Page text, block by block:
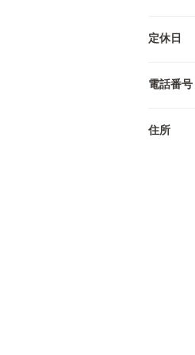
定休日
電話番号
住所